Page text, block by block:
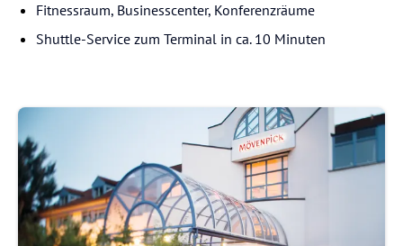
Fitnessraum, Businesscenter, Konferenzräume
Shuttle-Service zum Terminal in ca. 10 Minuten